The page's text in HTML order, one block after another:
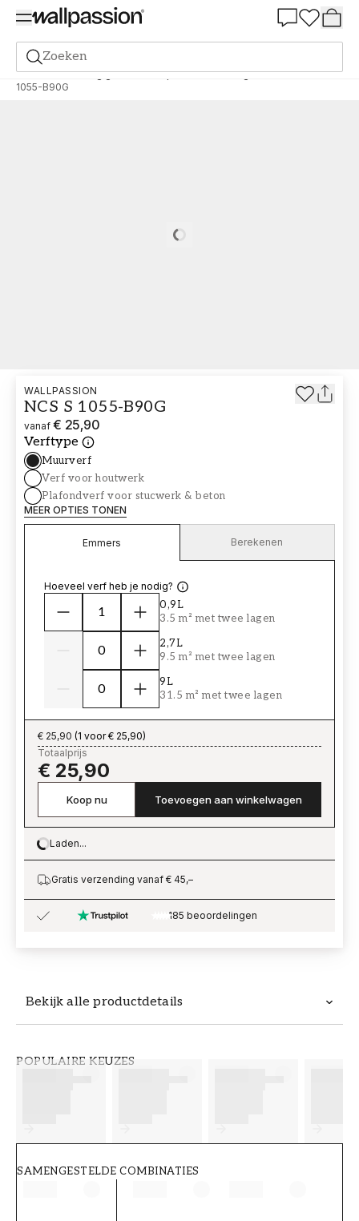
Zoeken
Verf Bestelling gebaseerd op NCS Bestelling door NCS
1055-B90G
Loading…
Bekijk alle productdetails
POPULAIRE KEUZES
SAMENGESTELDE COMBINATIES
WALLPASSION
NCS S 1055-B90G
vanaf € 25,90
Verftype
Muurverf
Verf voor houtwerk
Plafondverf voor stucwerk & beton
MEER OPTIES TONEN
Emmers Berekenen
Hoeveel verf heb je nodig?
0,9L
3.5 m² met twee lagen
2,7L
9.5 m² met twee lagen
9L
31.5 m² met twee lagen
€ 25,90 (1 voor € 25,90)
Totaalprijs
€ 25,90
Koop nu Toevoegen aan winkelwagen
Loading…
Laden...
Gratis verzending vanaf € 45,–
185 beoordelingen